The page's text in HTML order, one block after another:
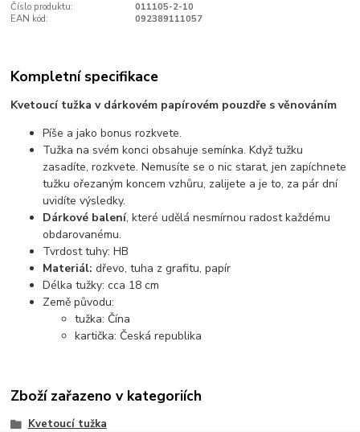
Číslo produktu:
011105-2-10
EAN kód:
092389111057
Kompletní specifikace
Kvetoucí tužka v dárkovém papírovém pouzdře s věnováním
Píše a jako bonus rozkvete.
Tužka na svém konci obsahuje semínka. Když tužku
zasadíte, rozkvete. Nemusíte se o nic starat, jen zapíchnete
tužku ořezaným koncem vzhůru, zalijete a je to, za pár dní
uvidíte výsledky.
Dárkové balení, které udělá nesmírnou radost každému
obdarovanému.
Tvrdost tuhy: HB
Materiál: dřevo, tuha z grafitu, papír
Délka tužky: cca 18 cm
Země původu:
tužka: Čína
kartička: Česká republika
Zboží zařazeno v kategoriích
Kvetoucí tužka